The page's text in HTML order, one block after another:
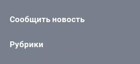
Сообщить новость
Рубрики